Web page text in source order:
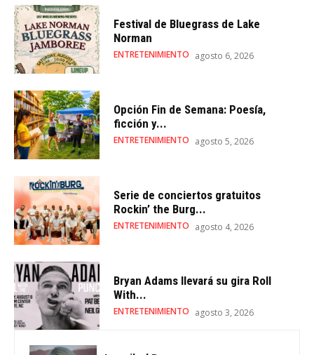
Festival de Bluegrass de Lake
Norman
ENTRETENIMIENTO agosto 6, 2026
Opción Fin de Semana: Poesía,
ficción y...
ENTRETENIMIENTO agosto 5, 2026
Serie de conciertos gratuitos
Rockin’ the Burg...
ENTRETENIMIENTO agosto 4, 2026
Bryan Adams llevará su gira Roll
With...
ENTRETENIMIENTO agosto 3, 2026